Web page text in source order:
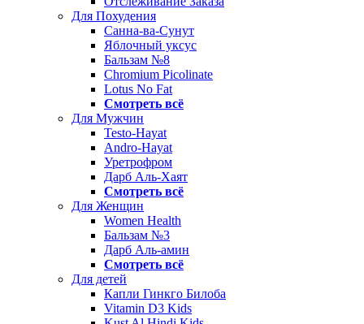
Для Похудения
Санна-ва-Сунут
Яблочный уксус
Бальзам №8
Chromium Picolinate
Lotus No Fat
Смотреть всё
Для Мужчин
Testo-Hayat
Andro-Hayat
Уретрофром
Дарб Аль-Хаят
Смотреть всё
Для Женщин
Women Health
Бальзам №3
Дарб Аль-амин
Смотреть всё
Для детей
Капли Гинкго Билоба
Vitamin D3 Kids